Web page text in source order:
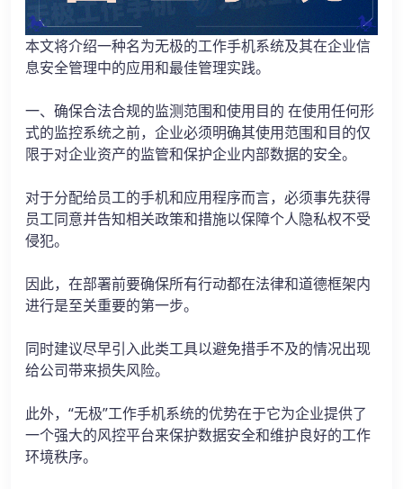
本文将介绍一种名为无极的工作手机系统及其在企业信
息安全管理中的应用和最佳管理实践。
一、确保合法合规的监测范围和使用目的 在使用任何形
式的监控系统之前，企业必须明确其使用范围和目的仅
限于对企业资产的监管和保护企业内部数据的安全。
对于分配给员工的手机和应用程序而言，必须事先获得
员工同意并告知相关政策和措施以保障个人隐私权不受
侵犯。
因此，在部署前要确保所有行动都在法律和道德框架内
进行是至关重要的第一步。
同时建议尽早引入此类工具以避免措手不及的情况出现
给公司带来损失风险。
此外，“无极”工作手机系统的优势在于它为企业提供了
一个强大的风控平台来保护数据安全和维护良好的工作
环境秩序。